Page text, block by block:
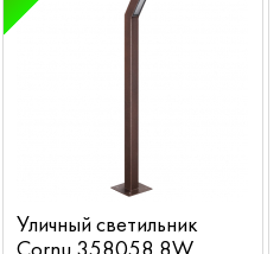
Уличный светильник